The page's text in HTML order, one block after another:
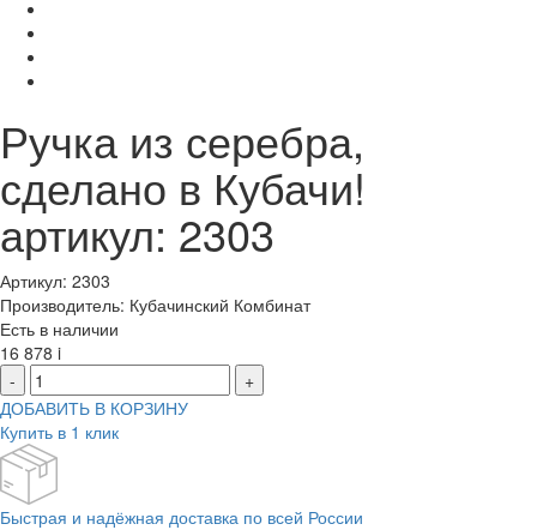
Ручка из серебра,
сделано в Кубачи!
артикул: 2303
Артикул: 2303
Производитель: Кубачинский Комбинат
Есть в наличии
16 878 i
-
+
ДОБАВИТЬ В КОРЗИНУ
Купить в 1 клик
Быстрая и надёжная доставка по всей России